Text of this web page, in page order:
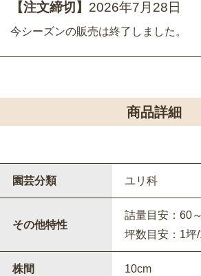
【注文締切】 2026年7月28日
今シーズンの販売は終了しました。
商品詳細
園芸分類 ユリ科
その他特性
詰量目安：60
坪数目安：1坪
株間 10cm